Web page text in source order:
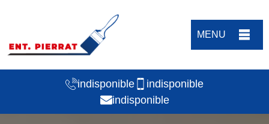
MENU
indisponible
indisponible
indisponible